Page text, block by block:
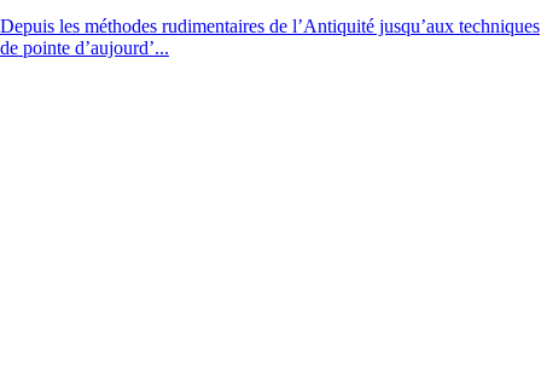
Depuis les méthodes rudimentaires de l’Antiquité jusqu’aux techniques
de pointe d’aujourd’...